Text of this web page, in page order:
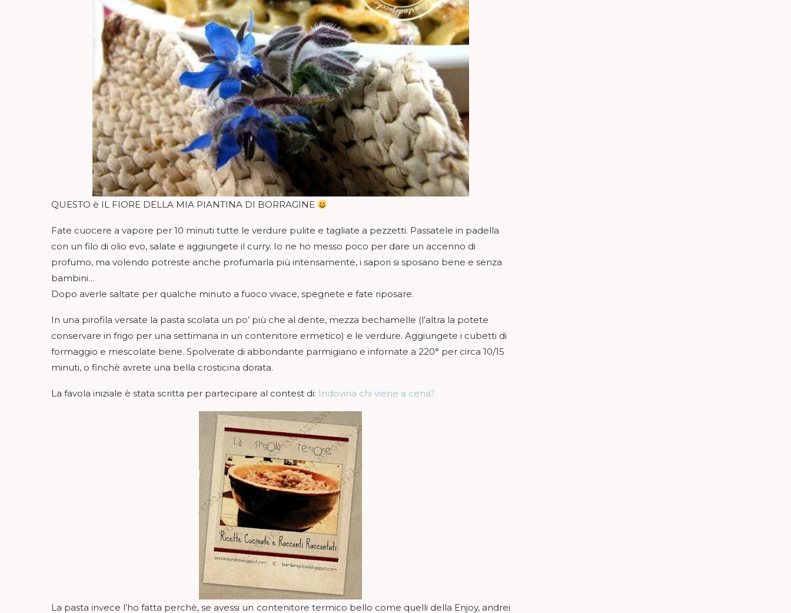
QUESTO è IL FIORE DELLA MIA PIANTINA DI BORRAGINE
Fate cuocere a vapore per 10 minuti tutte le verdure pulite e tagliate a pezzetti. Passatele in padella
con un filo di olio evo, salate e aggiungete il curry. Io ne ho messo poco per dare un accenno di
profumo, ma volendo potreste anche profumarla più intensamente, i sapori si sposano bene e senza
bambini…
Dopo averle saltate per qualche minuto a fuoco vivace, spegnete e fate riposare.
In una pirofila versate la pasta scolata un po’ più che al dente, mezza bechamelle (l’altra la potete
conservare in frigo per una settimana in un contenitore ermetico) e le verdure. Aggiungete i cubetti di
formaggio e mescolate bene. Spolverate di abbondante parmigiano e infornate a 220° per circa 10/15
minuti, o finchè avrete una bella crosticina dorata.
La favola iniziale è stata scritta per partecipare al contest di: Indovina chi viene a cena?
La pasta invece l’ho fatta perchè, se avessi un contenitore termico bello come quelli della Enjoy, andrei